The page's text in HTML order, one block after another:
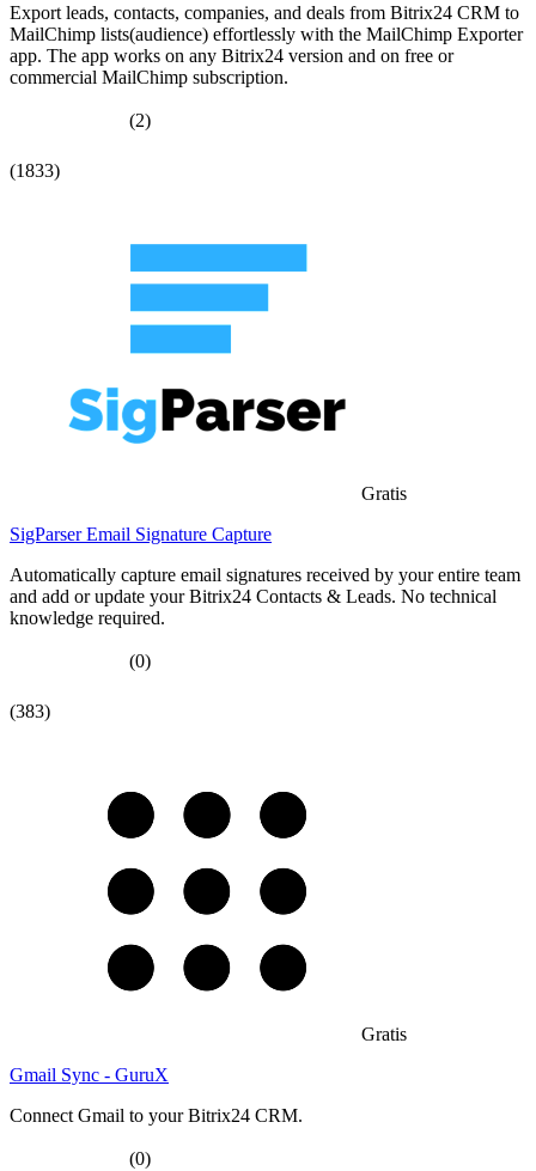
Export leads, contacts, companies, and deals from Bitrix24 CRM to
MailChimp lists(audience) effortlessly with the MailChimp Exporter
app. The app works on any Bitrix24 version and on free or
commercial MailChimp subscription.
(2)
(1833)
Gratis
SigParser Email Signature Capture
Automatically capture email signatures received by your entire team
and add or update your Bitrix24 Contacts & Leads. No technical
knowledge required.
(0)
(383)
Gratis
Gmail Sync - GuruX
Connect Gmail to your Bitrix24 CRM.
(0)